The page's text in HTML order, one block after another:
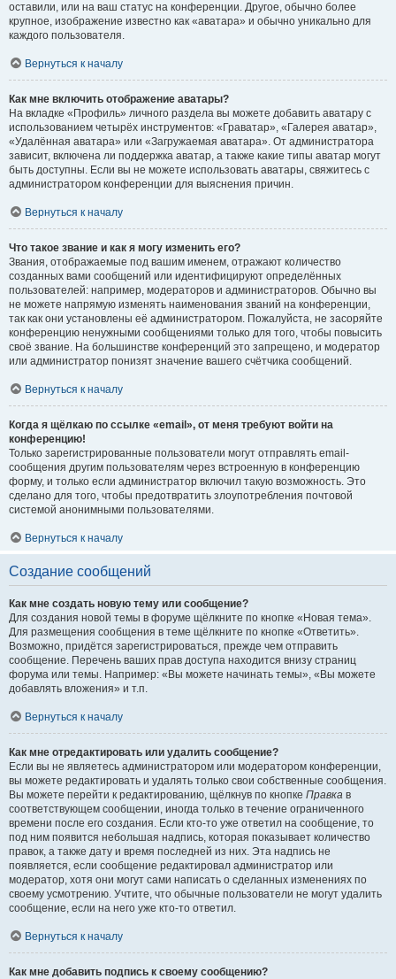
оставили, или на ваш статус на конференции. Другое, обычно более
крупное, изображение известно как «аватара» и обычно уникально для
каждого пользователя.
Вернуться к началу
Как мне включить отображение аватары?
На вкладке «Профиль» личного раздела вы можете добавить аватару с
использованием четырёх инструментов: «Граватар», «Галерея аватар»,
«Удалённая аватара» или «Загружаемая аватара». От администратора
зависит, включена ли поддержка аватар, а также какие типы аватар могут
быть доступны. Если вы не можете использовать аватары, свяжитесь с
администратором конференции для выяснения причин.
Вернуться к началу
Что такое звание и как я могу изменить его?
Звания, отображаемые под вашим именем, отражают количество
созданных вами сообщений или идентифицируют определённых
пользователей: например, модераторов и администраторов. Обычно вы
не можете напрямую изменять наименования званий на конференции,
так как они установлены её администратором. Пожалуйста, не засоряйте
конференцию ненужными сообщениями только для того, чтобы повысить
своё звание. На большинстве конференций это запрещено, и модератор
или администратор понизят значение вашего счётчика сообщений.
Вернуться к началу
Когда я щёлкаю по ссылке «email», от меня требуют войти на
конференцию!
Только зарегистрированные пользователи могут отправлять email-
сообщения другим пользователям через встроенную в конференцию
форму, и только если администратор включил такую возможность. Это
сделано для того, чтобы предотвратить злоупотребления почтовой
системой анонимными пользователями.
Вернуться к началу
Создание сообщений
Как мне создать новую тему или сообщение?
Для создания новой темы в форуме щёлкните по кнопке «Новая тема».
Для размещения сообщения в теме щёлкните по кнопке «Ответить».
Возможно, придётся зарегистрироваться, прежде чем отправить
сообщение. Перечень ваших прав доступа находится внизу страниц
форума или темы. Например: «Вы можете начинать темы», «Вы можете
добавлять вложения» и т.п.
Вернуться к началу
Как мне отредактировать или удалить сообщение?
Если вы не являетесь администратором или модератором конференции,
вы можете редактировать и удалять только свои собственные сообщения.
Вы можете перейти к редактированию, щёлкнув по кнопке Правка в
соответствующем сообщении, иногда только в течение ограниченного
времени после его создания. Если кто-то уже ответил на сообщение, то
под ним появится небольшая надпись, которая показывает количество
правок, а также дату и время последней из них. Эта надпись не
появляется, если сообщение редактировал администратор или
модератор, хотя они могут сами написать о сделанных изменениях по
своему усмотрению. Учтите, что обычные пользователи не могут удалить
сообщение, если на него уже кто-то ответил.
Вернуться к началу
Как мне добавить подпись к своему сообщению?